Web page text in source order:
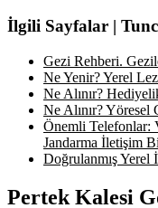
İlgili Sayfalar |
Gezi Rehberi.
Ne Yenir? Yerel
Ne Alınır?
Ne Alınır? Yöresel
Önemli Telefonlar:
Jandarma İletişim
Doğrulanmış Yerel
Pertek Kalesi